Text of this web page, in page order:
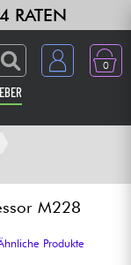
RATEN
0
M228
Produkte